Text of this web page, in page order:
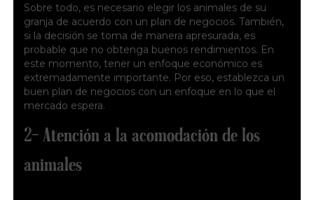
Sobre todo, es necesario elegir los animales de su
granja de acuerdo con un plan de negocios. También,
si la decisión se toma de manera apresurada, es
probable que no obtenga buenos rendimientos. En
este momento, tener un enfoque económico es
extremadamente importante. Por eso, establezca un
buen plan de negocios con un enfoque en lo que el
mercado espera.
2- Atención a la acomodación de los
animales